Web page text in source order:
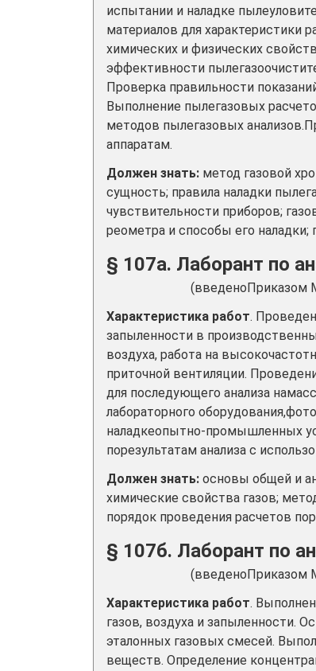
испытании и наладке
материалов для характеристики
химических и физических
эффективности
Проверка правильности
Выполнение пылегазовых
методов пылегазовых
аппаратам.
Должен знать: метод газовой
сущность; правила наладки
чувствительности приборов;
реометра и способы его наладки;
§ 107а. Лаборант по
(введеноПриказом
Характеристика работ.
запыленности в
воздуха, работа на
приточной вентиляции.
для последующего анализа
лабораторного
наладкеопытно-промышленных
порезультатам анализа с
Должен знать: основы общей и
химические свойства газов;
порядок проведения расчетов
§ 107б. Лаборант по
(введеноПриказом
Характеристика работ.
газов, воздуха и запыленности.
эталонных газовых смесей.
веществ. Определение